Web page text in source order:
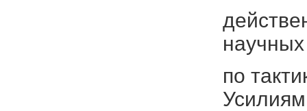
по